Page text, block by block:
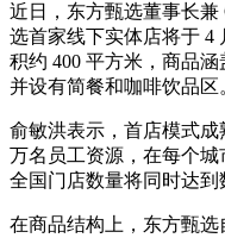
近日，东方甄选董事长
选首家线下实体店将于 4
积约 400 平方米，商品
并设有简餐和咖啡饮品区
俞敏洪表示，首店模式
万名员工资源，在每个
全国门店数量将同时达到
在商品结构上，东方甄